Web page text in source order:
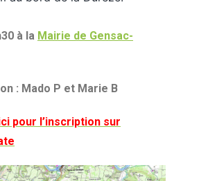
à la Mairie de Gensac-
: Mado P et Marie B
pour l’inscription sur